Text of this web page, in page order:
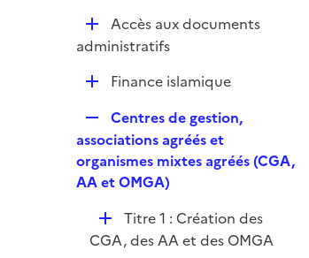
D
é
r
Accès aux documents
administratifs
D
p
l
i
e
r
Finance islamique
e
p
l
e
r
Centres de gestion,
associations agréés et
organismes mixtes agréés (CGA,
AA et OMGA)
D
é
Titre 1 : Création des
CGA, des AA et des OMGA